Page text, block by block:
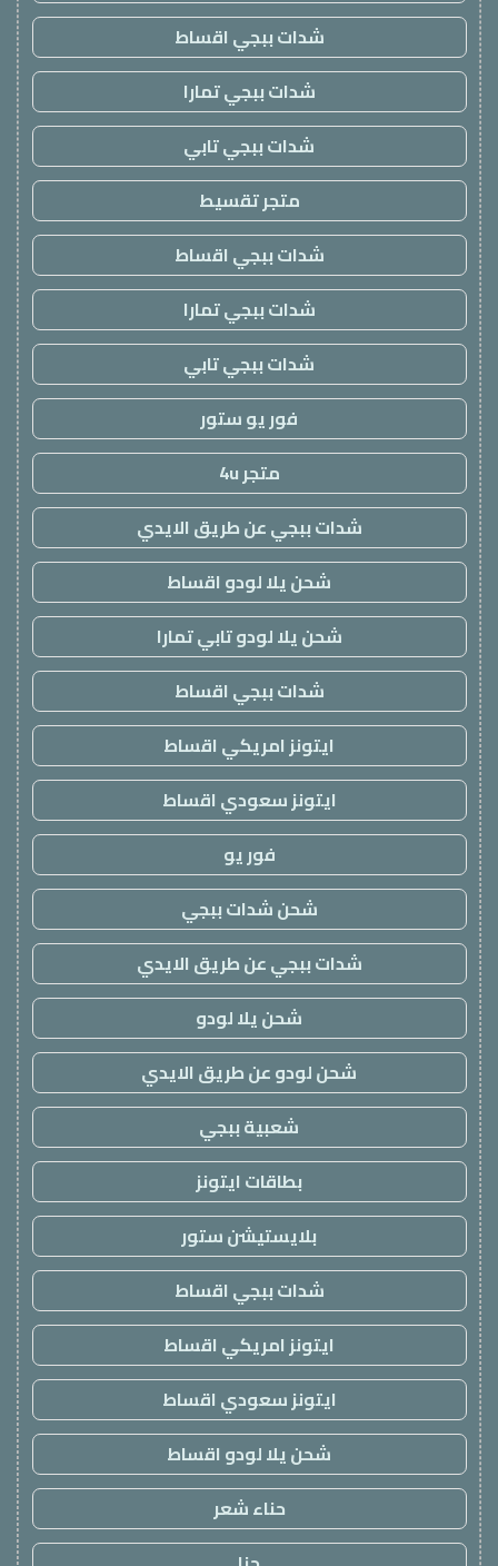
شدات ببجي اقساط
شدات ببجي تمارا
شدات ببجي تابي
متجر تقسيط
شدات ببجي اقساط
شدات ببجي تمارا
شدات ببجي تابي
فور يو ستور
متجر 4u
شدات ببجي عن طريق الايدي
شحن يلا لودو اقساط
شحن يلا لودو تابي تمارا
شدات ببجي اقساط
ايتونز امريكي اقساط
ايتونز سعودي اقساط
فور يو
شحن شدات ببجي
شدات ببجي عن طريق الايدي
شحن يلا لودو
شحن لودو عن طريق الايدي
شعبية ببجي
بطاقات ايتونز
بلايستيشن ستور
شدات ببجي اقساط
ايتونز امريكي اقساط
ايتونز سعودي اقساط
شحن يلا لودو اقساط
حناء شعر